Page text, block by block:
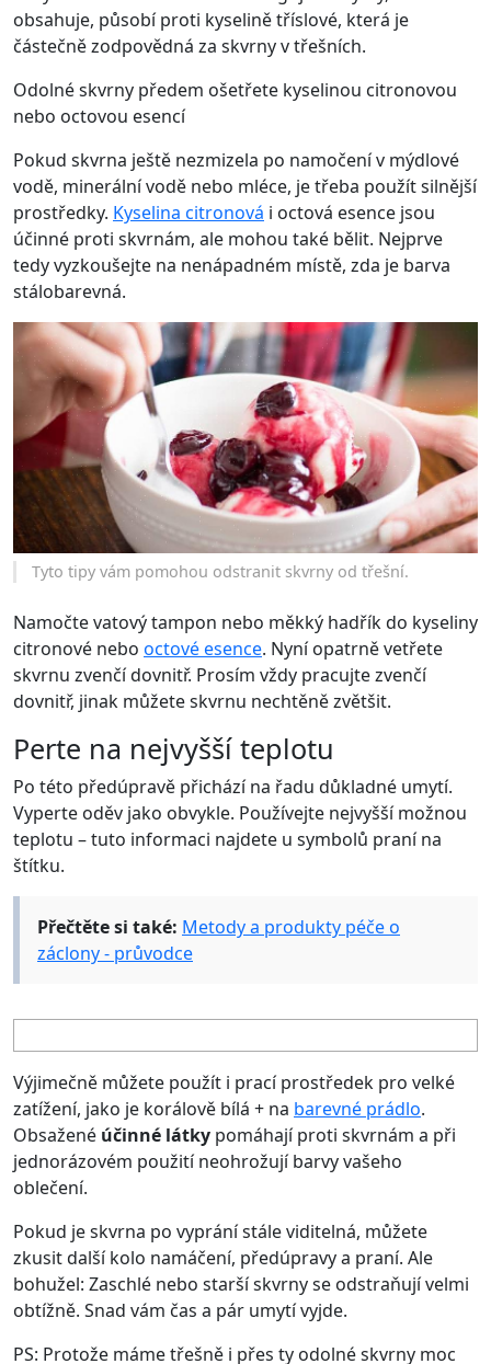
obsahuje, působí proti kyselině tříslové, která je
částečně zodpovědná za skvrny v třešních.
Odolné skvrny předem ošetřete kyselinou citronovou
nebo octovou esencí
Pokud skvrna ještě nezmizela po namočení v mýdlové
vodě, minerální vodě nebo mléce, je třeba použít silnější
prostředky. Kyselina citronová i octová esence jsou
účinné proti skvrnám, ale mohou také bělit. Nejprve
tedy vyzkoušejte na nenápadném místě, zda je barva
stálobarevná.
Tyto tipy vám pomohou odstranit skvrny od třešní.
Namočte vatový tampon nebo měkký hadřík do kyseliny
citronové nebo octové esence. Nyní opatrně vetřete
skvrnu zvenčí dovnitř. Prosím vždy pracujte zvenčí
dovnitř, jinak můžete skvrnu nechtěně zvětšit.
Perte na nejvyšší teplotu
Po této předúpravě přichází na řadu důkladné umytí.
Vyperte oděv jako obvykle. Používejte nejvyšší možnou
teplotu – tuto informaci najdete u symbolů praní na
štítku.
Přečtěte si také: Metody a produkty péče o
záclony - průvodce
Výjimečně můžete použít i prací prostředek pro velké
zatížení, jako je korálově bílá + na barevné prádlo.
Obsažené účinné látky pomáhají proti skvrnám a při
jednorázovém použití neohrožují barvy vašeho
oblečení.
Pokud je skvrna po vyprání stále viditelná, můžete
zkusit další kolo namáčení, předúpravy a praní. Ale
bohužel: Zaschlé nebo starší skvrny se odstraňují velmi
obtížně. Snad vám čas a pár umytí vyjde.
PS: Protože máme třešně i přes ty odolné skvrny moc